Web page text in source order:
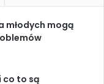
młodych mogą
co to są